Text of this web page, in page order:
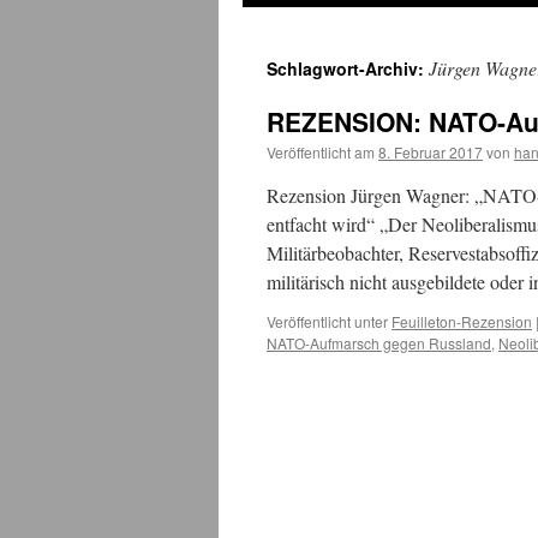
Schlagwort-Archiv: Jürgen
REZENSION: NATO-
Veröffentlicht am 8. Februar 2017von
Rezension Jürgen Wagner:
entfacht wird“ „Der
Militärbeobachter,
militärisch nicht ausgebildete oder
Veröffentlicht unter Feuilleton-Rezension |
NATO-Aufmarsch gegen Russland,